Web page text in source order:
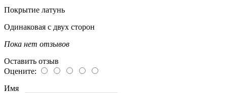
Покрытие латунь
Одинаковая с двух сторон
Пока нет отзывов
Оставить отзыв
Оцените:
Имя